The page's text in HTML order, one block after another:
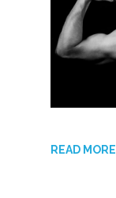
READ MORE